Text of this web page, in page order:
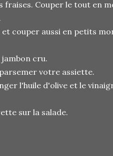
fraises. Couper le tout en
couper aussi en petits
cru.
votre assiette.
l'huile d'olive et le
sur la salade.